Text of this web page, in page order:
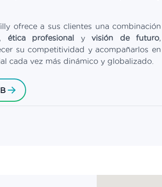
ofrece a sus clientes una combinación
, ética profesional y visión de futuro,
su competitividad y acompañarlos en
cada vez más dinámico y globalizado.